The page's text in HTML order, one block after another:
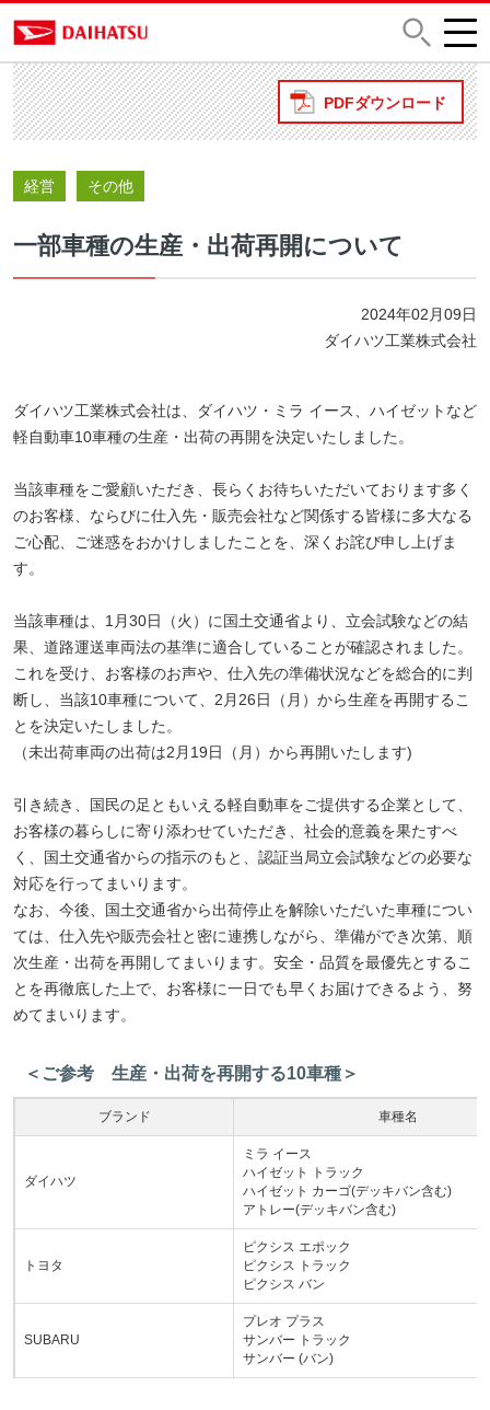
PDFダウンロード
経営 その他
一部車種の生産・出荷再開について
2024年02月09日
ダイハツ工業株式会社
ダイハツ工業株式会社は、ダイハツ・ミラ イース、ハイゼットなど
軽自動車10車種の生産・出荷の再開を決定いたしました。
当該車種をご愛顧いただき、長らくお待ちいただいております多く
のお客様、ならびに仕入先・販売会社など関係する皆様に多大なる
ご心配、ご迷惑をおかけしましたことを、深くお詫び申し上げま
す。
当該車種は、1月30日（火）に国土交通省より、立会試験などの結
果、道路運送車両法の基準に適合していることが確認されました。
これを受け、お客様のお声や、仕入先の準備状況などを総合的に判
断し、当該10車種について、2月26日（月）から生産を再開するこ
とを決定いたしました。
（未出荷車両の出荷は2月19日（月）から再開いたします)
引き続き、国民の足ともいえる軽自動車をご提供する企業として、
お客様の暮らしに寄り添わせていただき、社会的意義を果たすべ
く、国土交通省からの指示のもと、認証当局立会試験などの必要な
対応を行ってまいります。
なお、今後、国土交通省から出荷停止を解除いただいた車種につい
ては、仕入先や販売会社と密に連携しながら、準備ができ次第、順
次生産・出荷を再開してまいります。安全・品質を最優先とするこ
とを再徹底した上で、お客様に一日でも早くお届けできるよう、努
めてまいります。
＜ご参考 生産・出荷を再開する10車種＞
ブランド 車種名
ダイハツ
ミラ イース
ハイゼット トラック
ハイゼット カーゴ(デッキバン含む)
アトレー(デッキバン含む)
トヨタ
ピクシス エポック
ピクシス トラック
ピクシス バン
SUBARU
プレオ プラス
サンバー トラック
サンバー (バン)